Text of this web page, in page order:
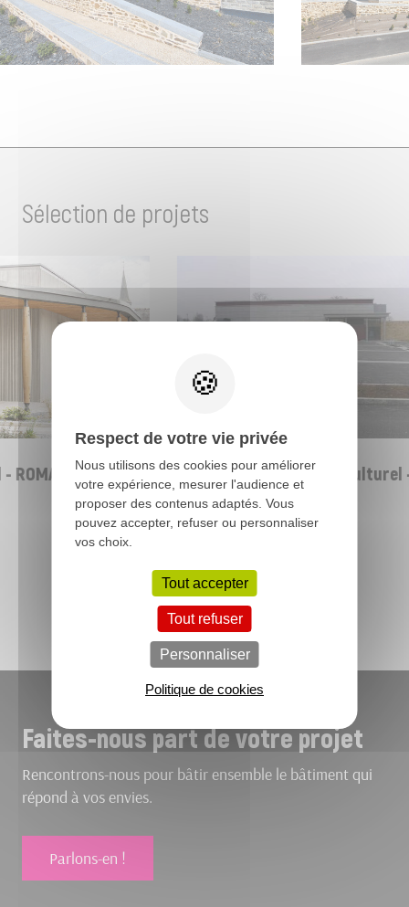
Sélection de projets
(35)
Espace Bel Air - centre culturel -
AUBIN DU CORMIER - (35)
Toutes nos réalisations
Faites-nous part de votre projet
Rencontrons-nous pour bâtir ensemble le bâtiment qui
répond à vos envies.
Parlons-en !
Respect de votre vie privée
Nous utilisons des cookies pour améliorer
votre expérience, mesurer l'audience et
proposer des contenus adaptés. Vous
pouvez accepter, refuser ou personnaliser
vos choix.
Tout accepter
Tout refuser
Personnaliser
Politique de cookies